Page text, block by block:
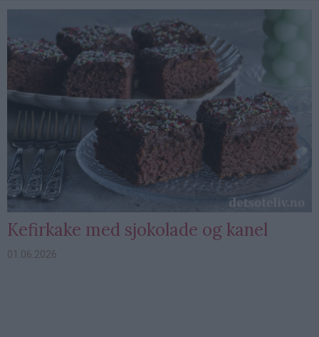
Kefirkake med sjokolade og kanel
01.06.2026